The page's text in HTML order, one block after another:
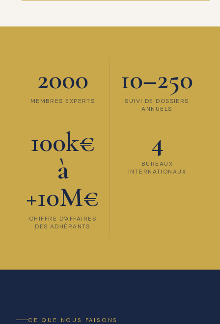
2000
MEMBRES EXPERTS
10–250
SUIVI DE DOSSIERS
ANNUELS
100k€
à
+10M€
CHIFFRE D'AFFAIRES
DES ADHÉRANTS
4
BUREAUX
INTERNATIONAUX
CE QUE NOUS FAISONS